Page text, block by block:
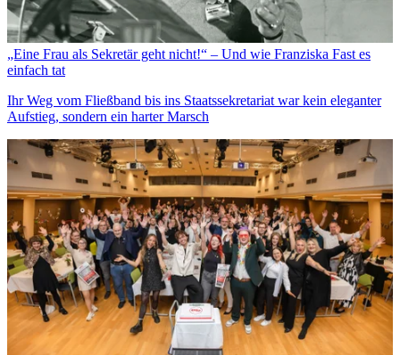
„Eine Frau als Sekretär geht nicht!“ – Und wie Franziska Fast es
einfach tat
Ihr Weg vom Fließband bis ins Staatssekretariat war kein eleganter
Aufstieg, sondern ein harter Marsch